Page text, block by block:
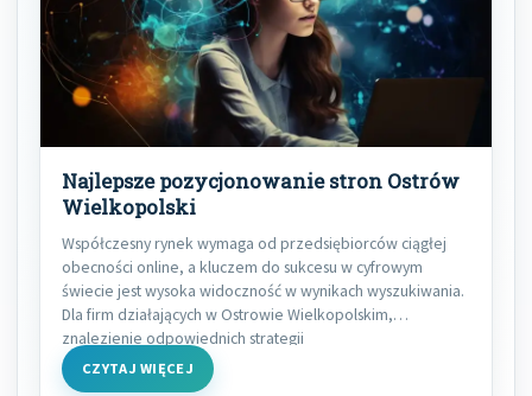
Najlepsze pozycjonowanie stron Ostrów
Wielkopolski
Współczesny rynek wymaga od przedsiębiorców ciągłej
obecności online, a kluczem do sukcesu w cyfrowym
świecie jest wysoka widoczność w wynikach wyszukiwania.
Dla firm działających w Ostrowie Wielkopolskim,
znalezienie odpowiednich strategii
CZYTAJ WIĘCEJ